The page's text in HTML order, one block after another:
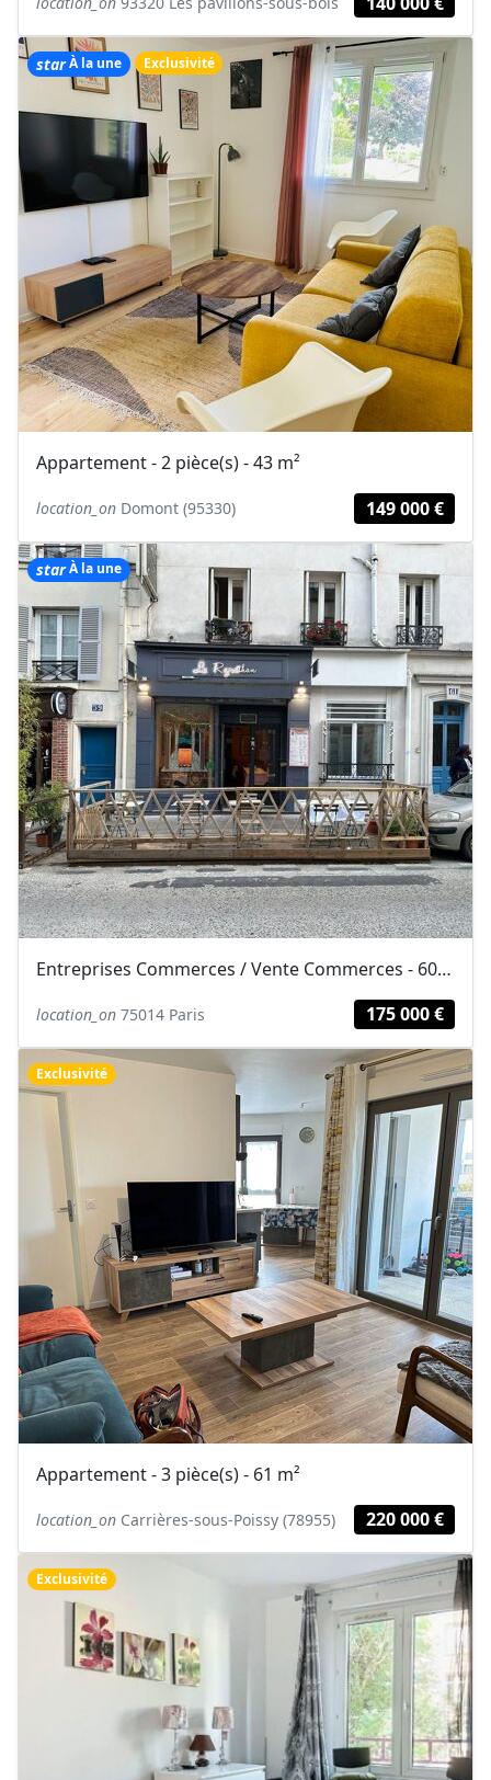
starÀ la une Exclusivité
Appartement - 2 pièce(s) - 43 m²
location_on Domont (95330) 149 000 €
starÀ la une
Entreprises Commerces / Vente Commerces - 60 m² - 175 000 €
location_on 75014 Paris 175 000 €
Exclusivité
Appartement - 3 pièce(s) - 61 m²
location_on Carrières-sous-Poissy (78955) 220 000 €
Exclusivité